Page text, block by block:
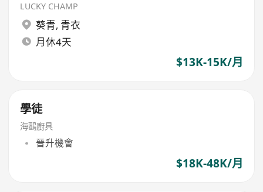
LUCKY CHAMP
葵青, 青衣
月休4天
$13K-15K/月
學徒
海鷗廚具
晉升機會
$18K-48K/月